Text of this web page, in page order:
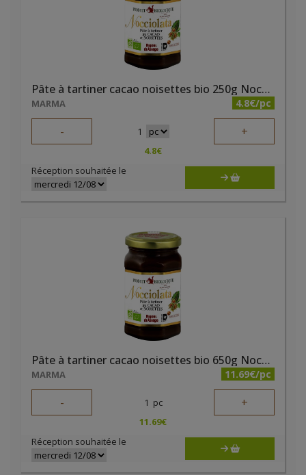
Pâte à tartiner cacao noisettes bio 250g Nocciolata
MARMA 4.8€/pc
- 1 +
4.8€
Réception souhaitée le
Pâte à tartiner cacao noisettes bio 650g Nocciolata
MARMA 11.69€/pc
- 1 pc +
11.69€
Réception souhaitée le